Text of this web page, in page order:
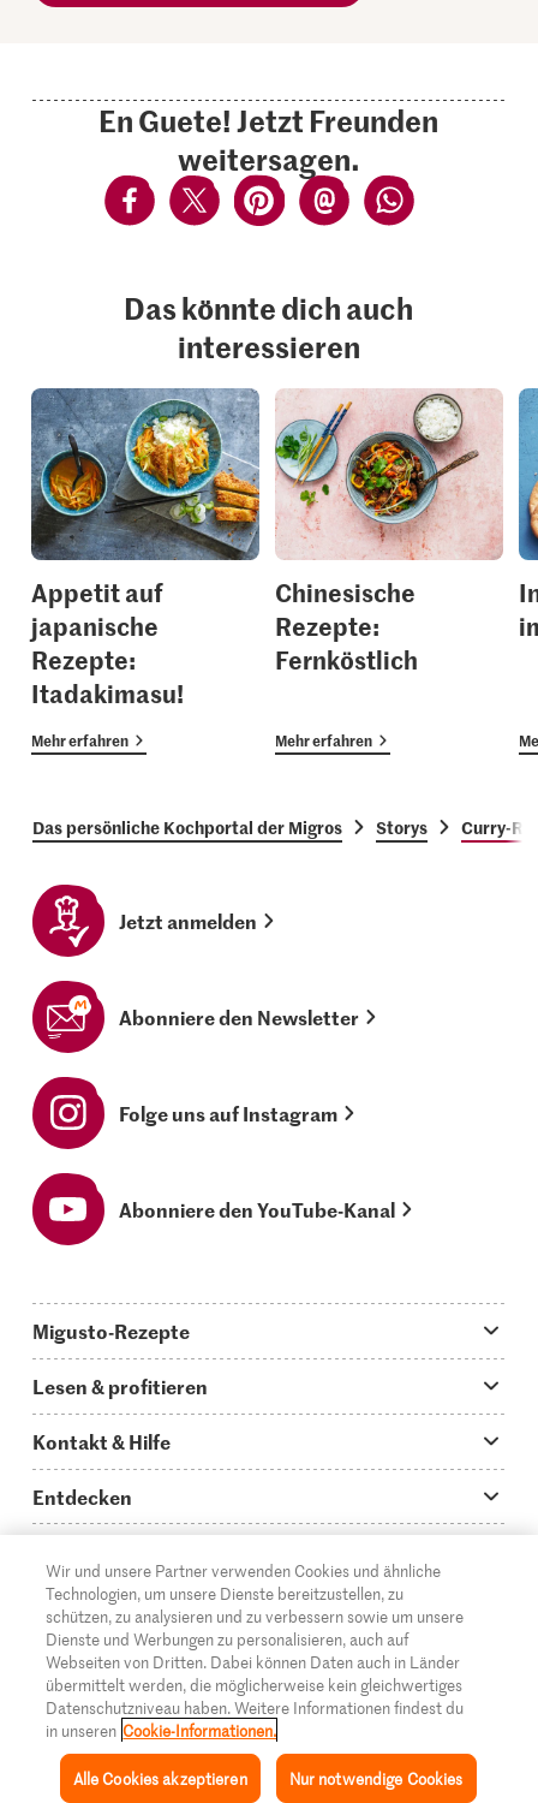
Inspiration Rezepte Mein Migusto Menü
En Guete! Jetzt Freunden
weitersagen.
Das könnte dich auch
interessieren
Appetit auf
japanische
Rezepte:
Itadakimasu!
Mehr erfahren
Chinesische
Rezepte:
Fernköstlich
Mehr erfahren
Das persönliche Kochportal der Migros Storys Curry-
Jetzt anmelden
Abonniere den Newsletter
Folge uns auf Instagram
Abonniere den YouTube-Kanal
Migusto-Rezepte
Was koche ich heute?
Hauptgerichte
Schnelle & einfache Rezepte
Apéro & Fingerfood
Backen
Rezepte für Familien & Kinder
Alle Rezeptkategorien
Lesen & profitieren
Storys
How to-Videos
Glossar
Migusto Login
Migusto Printmagazin
Wettbewerbe
Kontakt & Hilfe
Infos zum Kochen mit Migusto
Kontakt
Mediadaten Werbetreibende
Impressum
Rechtliche Hinweise
Datenschutz
Entdecken
Supermarkt
Migros Online
Über die Migros
Filialen
Cumulus
Migros-Magazin
© 2026 Migros-Genossenschafts-Bund
DE FR IT
Wir und unsere Partner verwenden Cookies und ähnliche
Technologien, um unsere Dienste bereitzustellen, zu
schützen, zu analysieren und zu verbessern sowie um unsere
Dienste und Werbungen zu personalisieren, auch auf
Webseiten von Dritten. Dabei können Daten auch in Länder
übermittelt werden, die möglicherweise kein gleichwertiges
Datenschutzniveau haben. Weitere Informationen findest du
in unseren Cookie-Informationen.
Nur notwendige Cookies
Alle Cookies akzeptieren